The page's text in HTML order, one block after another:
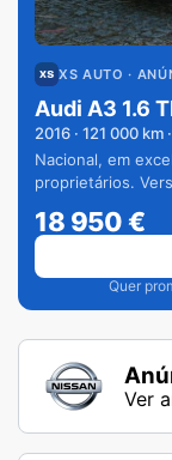
XS AUTO ·
Audi A3 1.6
2016 · 121 000 km
Nacional, em
proprietários.
18 950€
Quer
Ver